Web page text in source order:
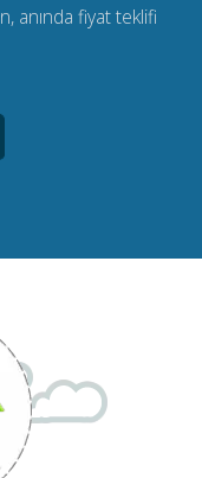
anında fiyat teklifi